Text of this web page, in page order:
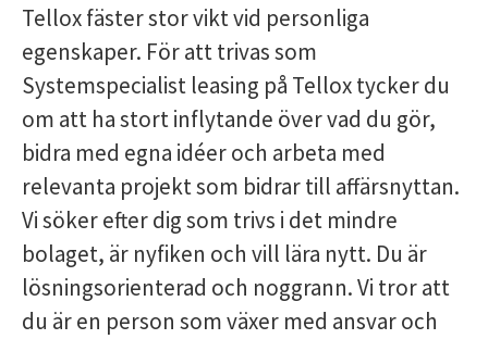
Tellox fäster stor vikt vid personliga
egenskaper. För att trivas som
Systemspecialist leasing på Tellox tycker du
om att ha stort inflytande över vad du gör,
bidra med egna idéer och arbeta med
relevanta projekt som bidrar till affärsnyttan.
Vi söker efter dig som trivs i det mindre
bolaget, är nyfiken och vill lära nytt. Du är
lösningsorienterad och noggrann. Vi tror att
du är en person som växer med ansvar och